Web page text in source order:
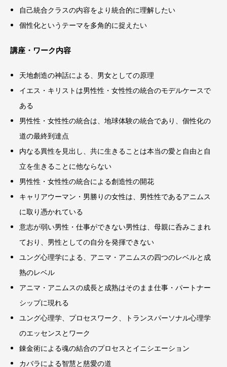
自己統合クラスの内容をより統合的に理解したい
個性化というテーマを多角的に捉えたい
講座・ワーク内容
天地創造の神話による、男女としての原理
イエス・キリストは男性性・女性性の統合のモデルケースで
ある
男性性・女性性の統合は、地球体験の統合であり、個性化の
道の最終到達点
内なる異性を見出し、共に生きることは本当の愛と自由と自
立を生きることに他ならない
男性性・女性性の統合による創造性の開花
キャリアウーマン・男勝りの女性は、男性性であるアニムス
に取り憑かれている
意志が弱い男性・仕事ができない男性は、母親に呑みこまれ
ており、男性としての自分を発揮できない
ユング心理学による、アニマ・アニムスの四つのレベルと成
熟のレベル
アニマ・アニムスの成長と成熟はそのまま仕事・パートナー
シップに現れる
ユング心理学、プロセスワーク、トランスパーソナル心理学
のエッセンスとワーク
錬金術による魂の結合のプロセスとイニシエーション
カバラによる智慧と慈愛の道